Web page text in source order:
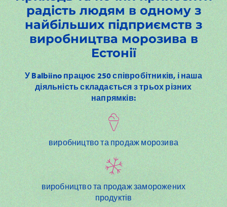
радість людям в одному з
найбільших підприємств з
виробництва морозива в
Естонії
У Balbiino працює 250 співробітників, і наша
діяльність складається з трьох різних
напрямків:
виробництво та продаж морозива
виробництво та продаж заморожених
продуктів